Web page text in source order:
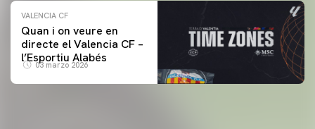
VALENCIA CF
Quan i on veure en
directe el Valencia CF –
l’Esportiu Alabés
03 marzo 2026